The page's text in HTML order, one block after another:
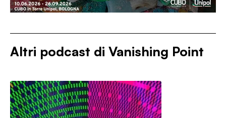
Altri podcast di Vanishing Point